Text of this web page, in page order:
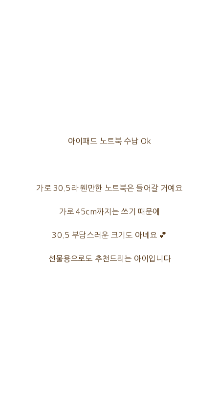
아이패드 노트북 수납 Ok
가로 30.5라 웬만한 노트북은 들어갈 거예요
가로 45cm까지는 쓰기 때문에
30.5 부담스러운 크기도 아녜요 💕
선물용으로도 추천드리는 아이입니다